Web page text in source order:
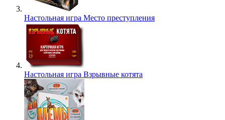
Настольная игра Место преступления
Настольная игра Взрывные котята